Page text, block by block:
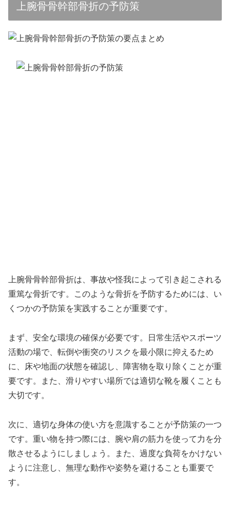
上腕骨骨幹部骨折の予防策
上腕骨骨幹部骨折は、事故や怪我によって引き起こされる
重篤な骨折です。このような骨折を予防するためには、い
くつかの予防策を実践することが重要です。
まず、安全な環境の確保が必要です。日常生活やスポーツ
活動の場で、転倒や衝突のリスクを最小限に抑えるため
に、床や地面の状態を確認し、障害物を取り除くことが重
要です。また、滑りやすい場所では適切な靴を履くことも
大切です。
次に、適切な身体の使い方を意識することが予防策の一つ
です。重い物を持つ際には、腕や肩の筋力を使って力を分
散させるようにしましょう。また、過度な負荷をかけない
ように注意し、無理な動作や姿勢を避けることも重要で
す。